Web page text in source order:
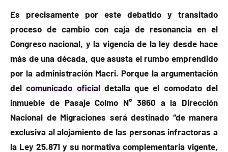
Es precisamente por este debatido y transitado
proceso de cambio con caja de resonancia en el
Congreso nacional, y la vigencia de la ley desde hace
más de una década, que asusta el rumbo emprendido
por la administración Macri. Porque la argumentación
delcomunicado oficial detalla que el comodato del
inmueble de Pasaje Colmo N° 3860 a la Dirección
Nacional de Migraciones será destinado “de manera
exclusiva al alojamiento de las personas infractoras a
la Ley 25.871 y su normativa complementaria vigente,